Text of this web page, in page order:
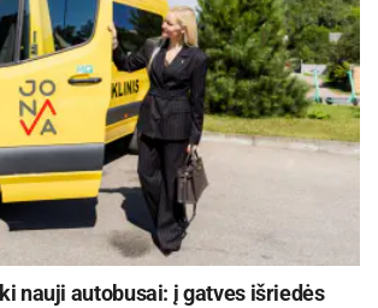
nauji autobusai: į gatves išriedės